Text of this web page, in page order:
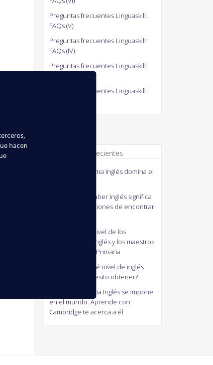
Preguntas frecuentes Linguaskill:
FAQs (V)
Preguntas frecuentes Linguaskill:
FAQs (IV)
Preguntas frecuentes Linguaskill:
Preguntas frecuentes Linguaskill:
Comentarios recientes
El idioma inglés domina el
Saber inglés significa
mejorar tus opciones de encontrar
Bajo nivel de los
profesores de inglés y los maestros
generalistas de Primaria
¿Qué nivel de inglés
Cambridge necesito obtener?
El Idioma Inglés se impone
en el mundo. Aprende con
Cambridge te acerca a él
hacen